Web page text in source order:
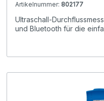
Artikelnummer: 802177
Ultraschall-
und Bluetooth für die